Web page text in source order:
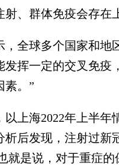
群体免疫会存在
球多个国家和地
发挥一定的交叉免疫
素。”
海2022年上半年
析后发现，注射过新
就是说，对于重症